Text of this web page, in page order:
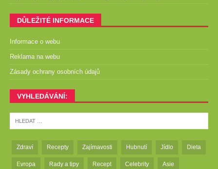
DŮLEŽITÉ INFORMACE
Informace o webu
Reklama na webu
Zásady ochrany osobních údajů
VYHLEDÁVÁNÍ:
Zdraví Recepty Zajímavosti Hubnutí Jídlo Dieta
Evropa Rady a tipy Recept Celebrity Asie